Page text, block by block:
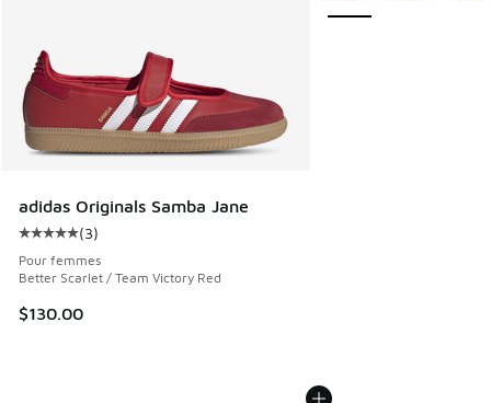
adidas Originals Samba Jane
Cote moyenne du client - [5 sur 5 étoiles], 3 commentaires
(3)
Pour femmes
Better Scarlet / Team Victory Red
$130.00